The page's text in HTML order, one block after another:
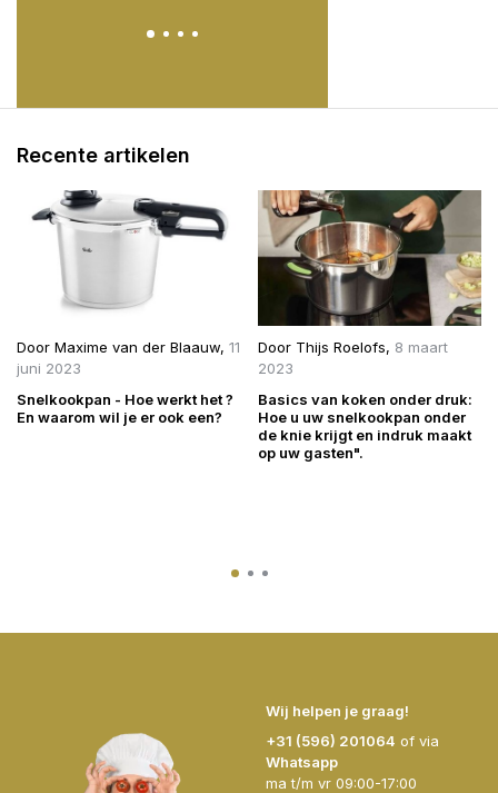
Recente artikelen
Door Maxime van der Blaauw, 11
juni 2023
Snelkookpan - Hoe werkt het ?
En waarom wil je er ook een?
Door Thijs Roelofs, 8 maart
2023
Basics van koken onder druk:
Hoe u uw snelkookpan onder
de knie krijgt en indruk maakt
op uw gasten".
Wij helpen je graag!
+31 (596) 201064 of via
Whatsapp
ma t/m vr 09:00-17:00